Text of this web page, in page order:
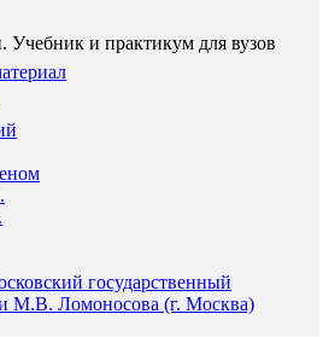
Учебник и практикум для вузов
государственный
М.В. Ломоносова (г. Москва)